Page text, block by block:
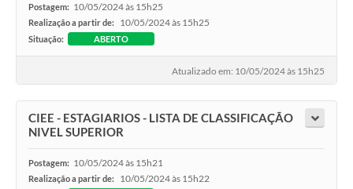
Postagem: 10/05/2024 às 15h25
Realização a partir de: 10/05/2024 às 15h25
Situação: ABERTO
Atualizado em: 10/05/2024 às 15h25
CIEE - ESTAGIARIOS - LISTA DE CLASSIFICAÇÃO
NIVEL SUPERIOR
Postagem: 10/05/2024 às 15h21
Realização a partir de: 10/05/2024 às 15h22